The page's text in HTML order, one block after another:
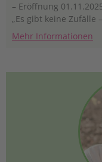
– Eröffnung
„Es gibt keine Zufälle
Mehr Informationen